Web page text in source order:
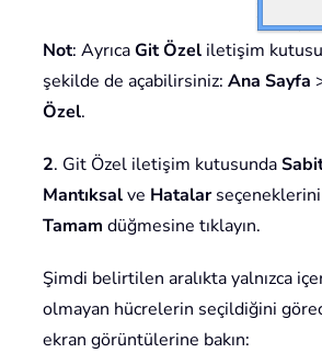
Not: AyrıcaGit Özel iletişim
şekilde de açabilirsiniz: Ana Sayfa
Özel.
2. Git Özel iletişim kutusunda
Mantıksalve Hatalar
Tamam düğmesine tıklayın.
Şimdi belirtilen aralıkta yalnızca
olmayan hücrelerin seçildiğini
ekran görüntülerine bakın: